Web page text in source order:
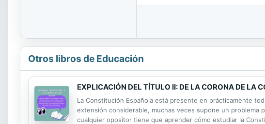
Otros libros de Educación
EXPLICACIÓN DEL TÍTULO II: DE LA CORONA DE LA
La Constitución Española está presente en prácticamente
extensión considerable, muchas veces supone un problema
cualquier opositor tiene que aprender cómo estudiar la